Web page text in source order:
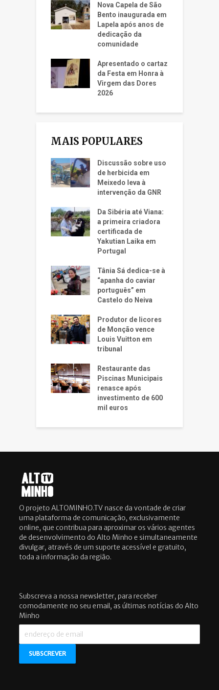
Nova Capela de São
Bento inaugurada em
Lapela após anos de
dedicação da
comunidade
Apresentado o cartaz
da Festa em Honra à
Virgem das Dores
2026
MAIS POPULARES
Discussão sobre uso
de herbicida em
Meixedo leva à
intervenção da GNR
Da Sibéria até Viana:
a primeira criadora
certificada de
Yakutian Laika em
Portugal
Tânia Sá dedica-se à
“apanha do caviar
português” em
Castelo do Neiva
Produtor de licores
de Monção vence
Louis Vuitton em
tribunal
Restaurante das
Piscinas Municipais
renasce após
investimento de 600
mil euros
O projeto ALTOMINHO.TV nasce da vontade de criar
uma plataforma de comunicação, exclusivamente
online, que contribua para aproximar os vários agentes
de desenvolvimento do Alto Minho e simultaneamente
divulgar, através de um suporte acessível e gratuito,
toda a informação da região.
Subscreva a nossa newsletter, para receber
comodamente no seu email, as últimas notícias do Alto
Minho